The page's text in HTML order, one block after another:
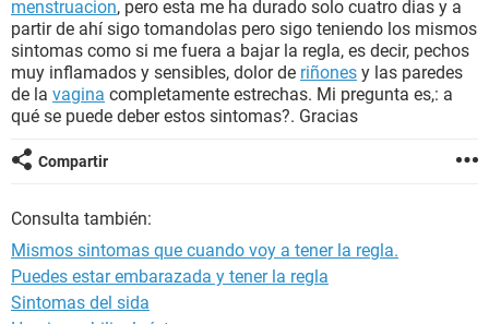
GLOSARIO
menstruacion, pero esta me ha durado solo cuatro dias y a
partir de ahí sigo tomandolas pero sigo teniendo los mismos
sintomas como si me fuera a bajar la regla, es decir, pechos
muy inflamados y sensibles, dolor de riñones y las paredes
de la vagina completamente estrechas. Mi pregunta es,: a
qué se puede deber estos sintomas?. Gracias
Compartir
Consulta también:
Mismos sintomas que cuando voy a tener la regla.
Puedes estar embarazada y tener la regla
Sintomas del sida